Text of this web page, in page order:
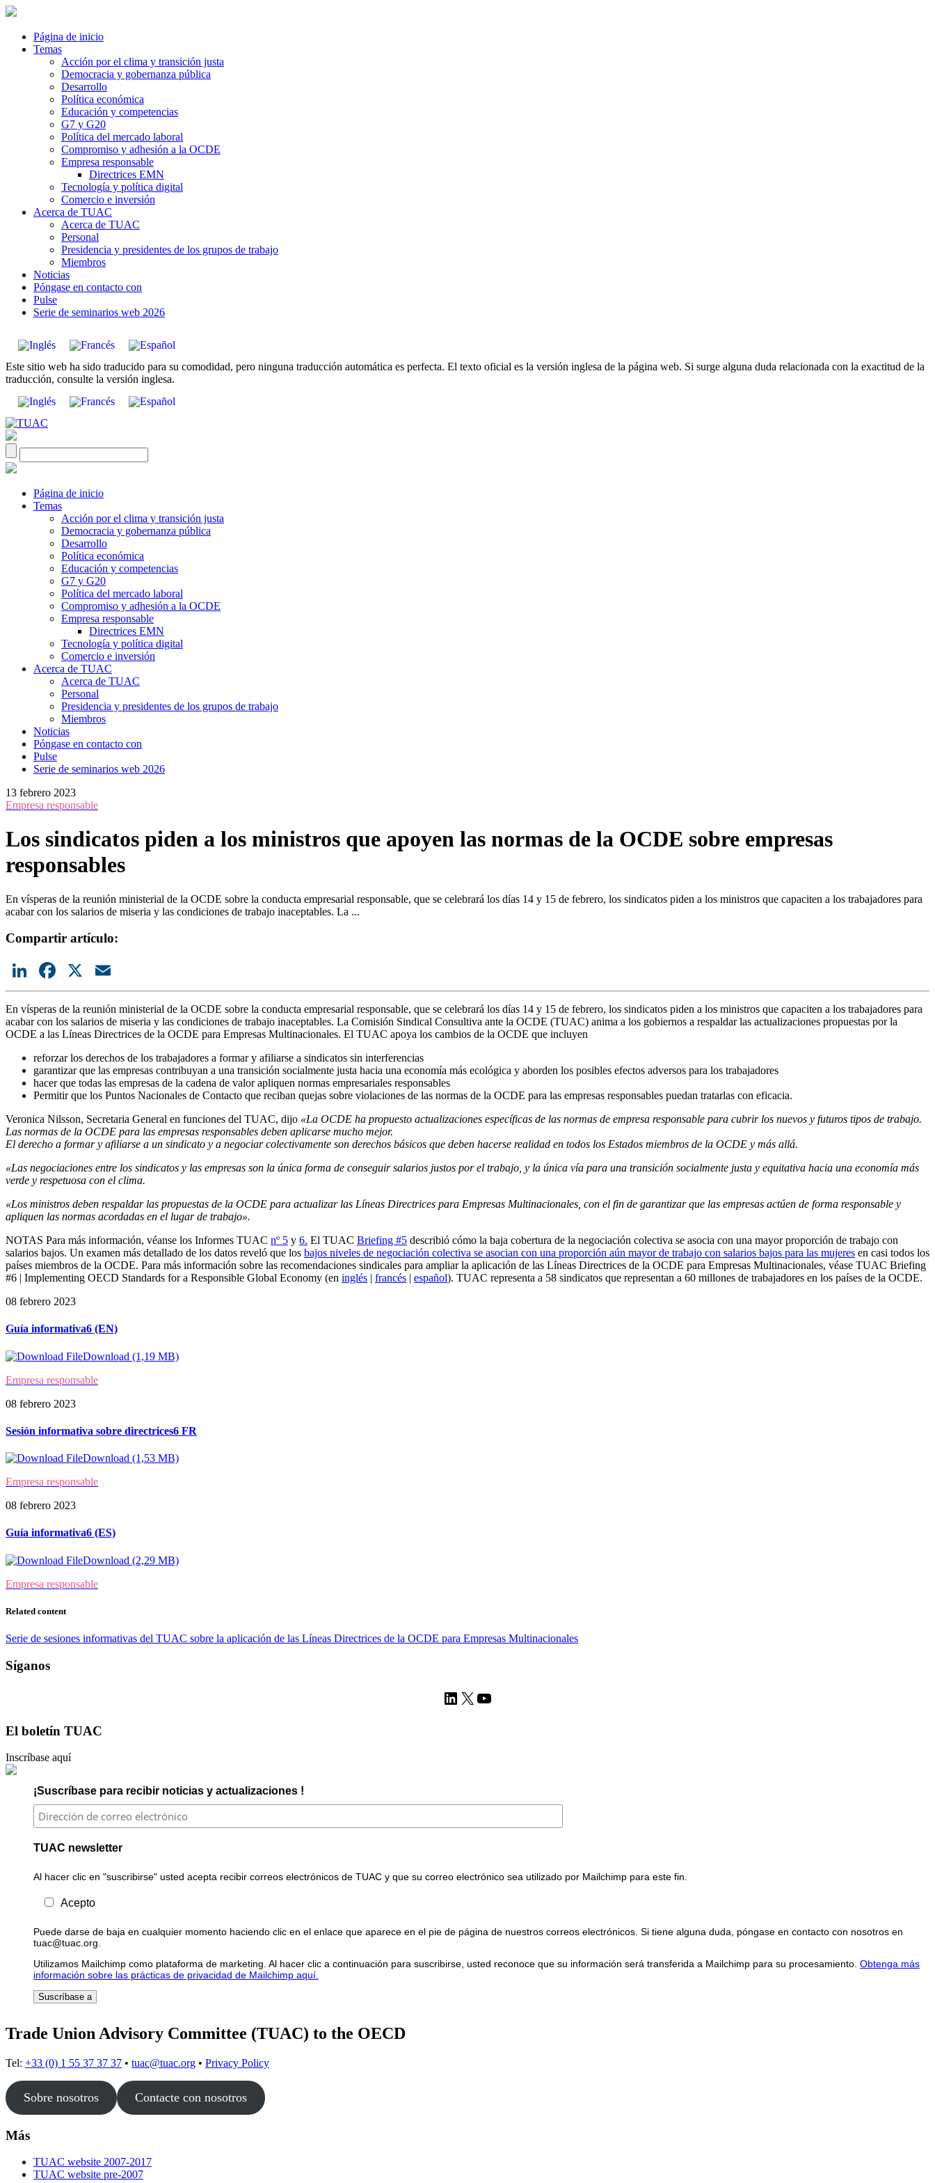
Página de inicio
Temas
Acción por el clima y transición justa
Democracia y gobernanza pública
Desarrollo
Política económica
Educación y competencias
G7 y G20
Política del mercado laboral
Compromiso y adhesión a la OCDE
Empresa responsable
Directrices EMN
Tecnología y política digital
Comercio e inversión
Acerca de TUAC
Acerca de TUAC
Personal
Presidencia y presidentes de los grupos de trabajo
Miembros
Noticias
Póngase en contacto con
Pulse
Serie de seminarios web 2026
Este sitio web ha sido traducido para su comodidad, pero ninguna traducción automática es perfecta. El texto oficial es la versión inglesa de la página web. Si surge alguna duda relacionada con la exactitud de la
traducción, consulte la versión inglesa.
Página de inicio
Temas
Acción por el clima y transición justa
Democracia y gobernanza pública
Desarrollo
Política económica
Educación y competencias
G7 y G20
Política del mercado laboral
Compromiso y adhesión a la OCDE
Empresa responsable
Directrices EMN
Tecnología y política digital
Comercio e inversión
Acerca de TUAC
Acerca de TUAC
Personal
Presidencia y presidentes de los grupos de trabajo
Miembros
Noticias
Póngase en contacto con
Pulse
Serie de seminarios web 2026
13 febrero 2023
Empresa responsable
Los sindicatos piden a los ministros que apoyen las normas de la OCDE sobre empresas
responsables
En vísperas de la reunión ministerial de la OCDE sobre la conducta empresarial responsable, que se celebrará los días 14 y 15 de febrero, los sindicatos piden a los ministros que capaciten a los trabajadores para
acabar con los salarios de miseria y las condiciones de trabajo inaceptables. La ...
Compartir artículo:
LinkedIn
Facebook
X
En vísperas de la reunión ministerial de la OCDE sobre la conducta empresarial responsable, que se celebrará los días 14 y 15 de febrero, los sindicatos piden a los ministros que capaciten a los trabajadores para
acabar con los salarios de miseria y las condiciones de trabajo inaceptables. La Comisión Sindical Consultiva ante la OCDE (TUAC) anima a los gobiernos a respaldar las actualizaciones propuestas por la
OCDE a las Líneas Directrices de la OCDE para Empresas Multinacionales. El TUAC apoya los cambios de la OCDE que incluyen
reforzar los derechos de los trabajadores a formar y afiliarse a sindicatos sin interferencias
garantizar que las empresas contribuyan a una transición socialmente justa hacia una economía más ecológica y aborden los posibles efectos adversos para los trabajadores
hacer que todas las empresas de la cadena de valor apliquen normas empresariales responsables
Permitir que los Puntos Nacionales de Contacto que reciban quejas sobre violaciones de las normas de la OCDE para las empresas responsables puedan tratarlas con eficacia.
Veronica Nilsson, Secretaria General en funciones del TUAC, dijo «La OCDE ha propuesto actualizaciones específicas de las normas de empresa responsable para cubrir los nuevos y futuros tipos de trabajo.
Las normas de la OCDE para las empresas responsables deben aplicarse mucho mejor.
El derecho a formar y afiliarse a un sindicato y a negociar colectivamente son derechos básicos que deben hacerse realidad en todos los Estados miembros de la OCDE y más allá.
«Las negociaciones entre los sindicatos y las empresas son la única forma de conseguir salarios justos por el trabajo, y la única vía para una transición socialmente justa y equitativa hacia una economía más
verde y respetuosa con el clima.
«Los ministros deben respaldar las propuestas de la OCDE para actualizar las Líneas Directrices para Empresas Multinacionales, con el fin de garantizar que las empresas actúen de forma responsable y
apliquen las normas acordadas en el lugar de trabajo».
NOTAS Para más información, véanse los Informes TUAC nº 5 y 6. El TUAC Briefing #5 describió cómo la baja cobertura de la negociación colectiva se asocia con una mayor proporción de trabajo con
salarios bajos. Un examen más detallado de los datos reveló que los bajos niveles de negociación colectiva se asocian con una proporción aún mayor de trabajo con salarios bajos para las mujeres en casi todos los
países miembros de la OCDE. Para más información sobre las recomendaciones sindicales para ampliar la aplicación de las Líneas Directrices de la OCDE para Empresas Multinacionales, véase TUAC Briefing
#6 | Implementing OECD Standards for a Responsible Global Economy (en inglés | francés | español). TUAC representa a 58 sindicatos que representan a 60 millones de trabajadores en los países de la OCDE.
08 febrero 2023
Guía informativa6 (EN)
Download (1,19 MB)
Empresa responsable
08 febrero 2023
Sesión informativa sobre directrices6 FR
Download (1,53 MB)
Empresa responsable
08 febrero 2023
Guía informativa6 (ES)
Download (2,29 MB)
Empresa responsable
Related content
Serie de sesiones informativas del TUAC sobre la aplicación de las Líneas Directrices de la OCDE para Empresas Multinacionales
Síganos
LinkedIn
X YouTube
El boletín TUAC
Inscríbase aquí
¡Suscríbase para recibir noticias y actualizaciones !
TUAC newsletter
Al hacer clic en "suscribirse" usted acepta recibir correos electrónicos de TUAC y que su correo electrónico sea utilizado por Mailchimp para este fin.
Acepto
Puede darse de baja en cualquier momento haciendo clic en el enlace que aparece en el pie de página de nuestros correos electrónicos. Si tiene alguna duda, póngase en contacto con nosotros en
tuac@tuac.org.
Utilizamos Mailchimp como plataforma de marketing. Al hacer clic a continuación para suscribirse, usted reconoce que su información será transferida a Mailchimp para su procesamiento. Obtenga más
información sobre las prácticas de privacidad de Mailchimp aquí.
Trade Union Advisory Committee (TUAC) to the OECD
Tel: +33 (0) 1 55 37 37 37 • tuac@tuac.org • Privacy Policy
Sobre nosotros Contacte con nosotros
Más
TUAC website 2007-2017
TUAC website pre-2007